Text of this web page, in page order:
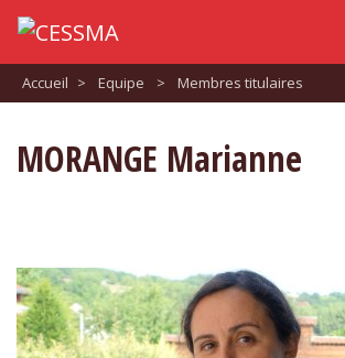
Accueil > Equipe > Membres titulaires
MORANGE Marianne